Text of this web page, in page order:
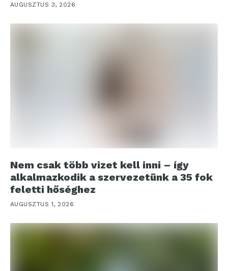
AUGUSZTUS 3, 2026
Nem csak több vizet kell inni – így
alkalmazkodik a szervezetünk a 35 fok
feletti hőséghez
AUGUSZTUS 1, 2026